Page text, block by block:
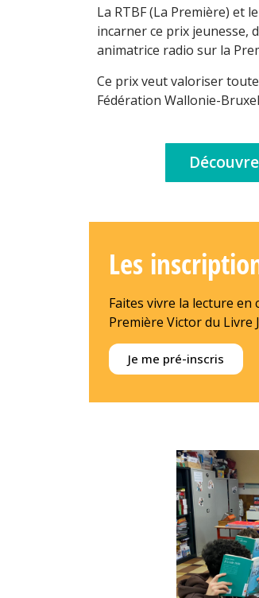
La RTBF (La Première) et
incarner ce prix jeunesse,
animatrice radio sur la
Ce prix veut valoriser
Fédération Wallonie-
Les
Faites vivre la lecture en
Première Victor du Livre
Je me pré-inscris